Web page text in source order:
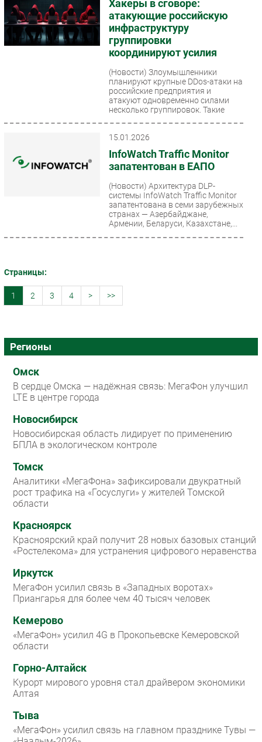
Хакеры в сговоре:
атакующие российскую
инфраструктуру
группировки
координируют усилия
(Новости) Злоумышленники
планируют крупные DDos-атаки на
российские предприятия и
атакуют одновременно силами
несколько группировок. Такие
15.01.2026
InfoWatch Traffic Monitor
запатентован в ЕАПО
(Новости) Архитектура DLP-
системы InfoWatch Traffic Monitor
запатентована в семи зарубежных
странах — Азербайджане,
Армении, Беларуси, Казахстане,...
Страницы:
1 2 3 4 > >>
Регионы
Омск
В сердце Омска — надёжная связь: МегаФон улучшил
LTE в центре города
Новосибирск
Новосибирская область лидирует по применению
БПЛА в экологическом контроле
Томск
Аналитики «МегаФона» зафиксировали двукратный
рост трафика на «Госуслуги» у жителей Томской
области
Красноярск
Красноярский край получит 28 новых базовых станций
«Ростелекома» для устранения цифрового неравенства
Иркутск
МегаФон усилил связь в «Западных воротах»
Приангарья для более чем 40 тысяч человек
Кемерово
«МегаФон» усилил 4G в Прокопьевске Кемеровской
области
Горно-Алтайск
Курорт мирового уровня стал драйвером экономики
Алтая
Тыва
«МегаФон» усилил связь на главном празднике Тувы —